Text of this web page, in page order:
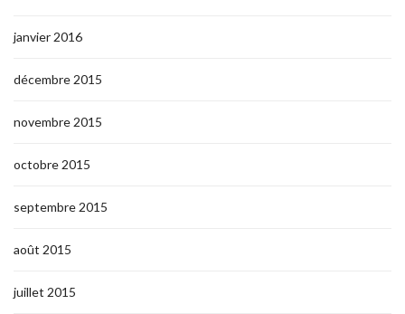
janvier 2016
décembre 2015
novembre 2015
octobre 2015
septembre 2015
août 2015
juillet 2015